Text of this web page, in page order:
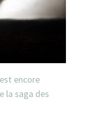
encore
la saga des